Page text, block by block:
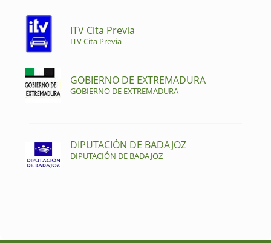
ITV Cita Previa
ITV Cita Previa
GOBIERNO DE EXTREMADURA
GOBIERNO DE EXTREMADURA
DIPUTACIÓN DE BADAJOZ
DIPUTACIÓN DE BADAJOZ